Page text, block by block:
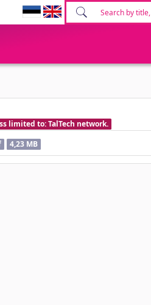
limited to: TalTech network.
4,23 MB